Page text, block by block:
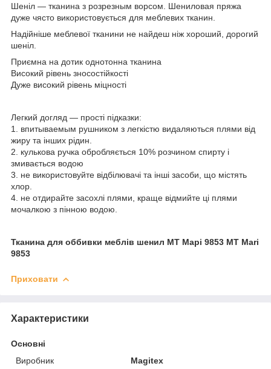
Шеніл ― тканина з розрезным ворсом. Шениловая пряжа
дуже чясто використовується для меблевих тканин.
Надійніше меблевої тканини не найдеш ніж хороший, дорогий
шеніл.
Приємна на дотик однотонна тканина
Високий рівень зносостійкості
Дуже високий рівень міцності
Легкий догляд ― прості підказки:
1. впитываемым рушником з легкістю видаляються плями від
жиру та інших рідин.
2. кулькова ручка обробляється 10% розчином спирту і
змивається водою
3. не використовуйте відбілювачі та інші засоби, що містять
хлор.
4. не отдирайте засохлі плями, краще відмийте ці плями
мочалкою з пінною водою.
Тканина для оббивки меблів шенил МТ Марі 9853 MT Mari
9853
Приховати
Характеристики
Основні
Виробник
Magitex